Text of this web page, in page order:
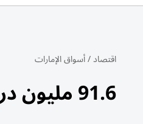
اقتصاد/أسواق الإمارات
91.6 مليون درهم أرباح «سبينس» الربعية بنمو 3%